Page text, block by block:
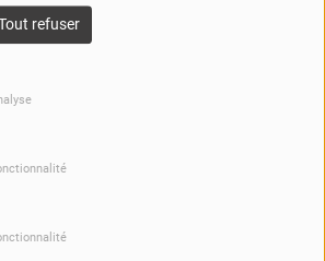
refuser